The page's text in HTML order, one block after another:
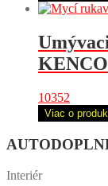
KENCO
10352
Viac o
Interiér